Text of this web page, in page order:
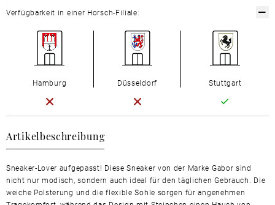
Artikelbeschreibung
Sneaker-Lover aufgepasst! Diese Sneaker von der Marke Gabor sind
nicht nur modisch, sondern auch ideal für den täglichen Gebrauch. Die
weiche Polsterung und die flexible Sohle sorgen für angenehmen
Verfügbarkeit in einer Horsch-Filiale:
Hamburg Düsseldorf Stuttgart